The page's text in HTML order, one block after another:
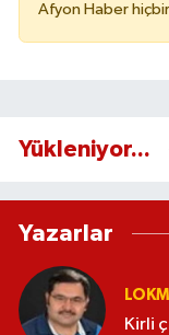
Afyon Haber
Yükleniyor...
Yazarlar
Kirli